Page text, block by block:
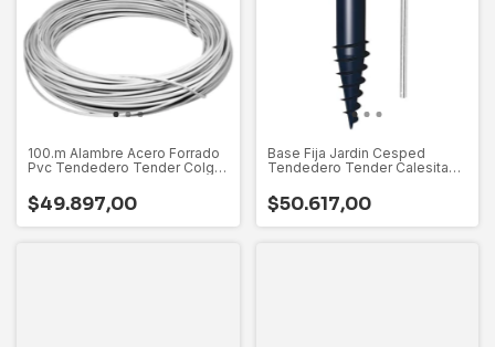
100.m Alambre Acero Forrado
Pvc Tendedero Tender Colgar
- Apto Artesanias Y
Manualidades
$49.897,00
Base Fija Jardin Cesped
Tendedero Tender Calesita
Marca Gimi De Italia
$50.617,00